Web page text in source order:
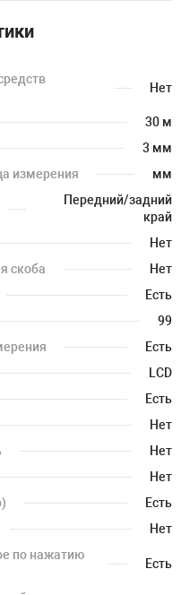
Нет
30 м
3 мм
измерения
мм
Передний/задний
край
Нет
скоба
Нет
Есть
99
Есть
LCD
Есть
Нет
Нет
Нет
Есть
Нет
по нажатию
Есть